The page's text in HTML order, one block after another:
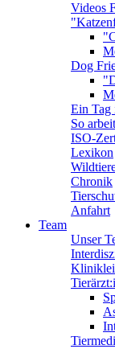
Videos
Dog
Ein Tag
So
ISO-
Lexikon
Chronik
Anfahrt
Team
Unser